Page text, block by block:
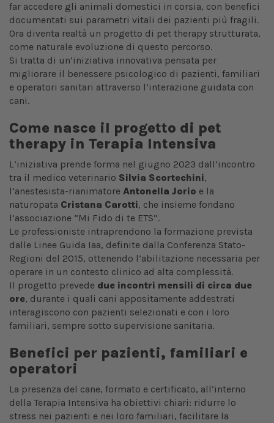
far accedere gli animali domestici in corsia, con benefici
documentati sui parametri vitali dei pazienti più fragili.
Ora diventa realtà un progetto di pet therapy strutturata,
come naturale evoluzione di questo percorso.
Si tratta di un’iniziativa innovativa pensata per
migliorare il benessere psicologico di pazienti, familiari
e operatori sanitari attraverso l’interazione guidata con
cani.
Come nasce il progetto di pet
therapy in Terapia Intensiva
L’iniziativa prende forma nel giugno 2023 dall’incontro
tra il medico veterinario Silvia Scortechini,
l’anestesista-rianimatore Antonella Jorio e la
naturopata Cristana Carotti, che insieme fondano
l’associazione “Mi Fido di te ETS”.
Le professioniste intraprendono la formazione prevista
dalle Linee Guida Iaa, definite dalla Conferenza Stato-
Regioni del 2015, ottenendo l’abilitazione necessaria per
operare in un contesto clinico ad alta complessità.
Il progetto prevede due incontri mensili di circa due
ore, durante i quali cani appositamente addestrati
interagiscono con pazienti selezionati e con i loro
familiari, sempre sotto supervisione sanitaria.
Benefici per pazienti, familiari e
operatori
La presenza del cane, formato e certificato, all’interno
della Terapia Intensiva ha obiettivi chiari: ridurre lo
stress nei pazienti e nei loro familiari, facilitare la